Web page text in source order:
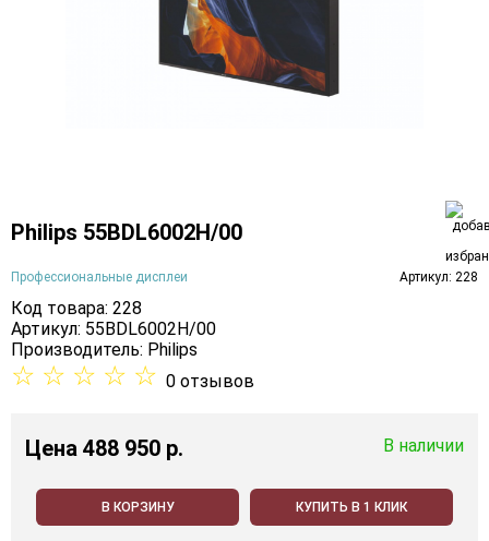
Philips 55BDL6002H/00
Профессиональные дисплеи Артикул: 228
Код товара: 228
Артикул: 55BDL6002H/00
Производитель: Philips
☆ ☆ ☆ ☆ ☆ 0 отзывов
Цена 488 950 p. В наличии
В КОРЗИНУ КУПИТЬ В 1 КЛИК